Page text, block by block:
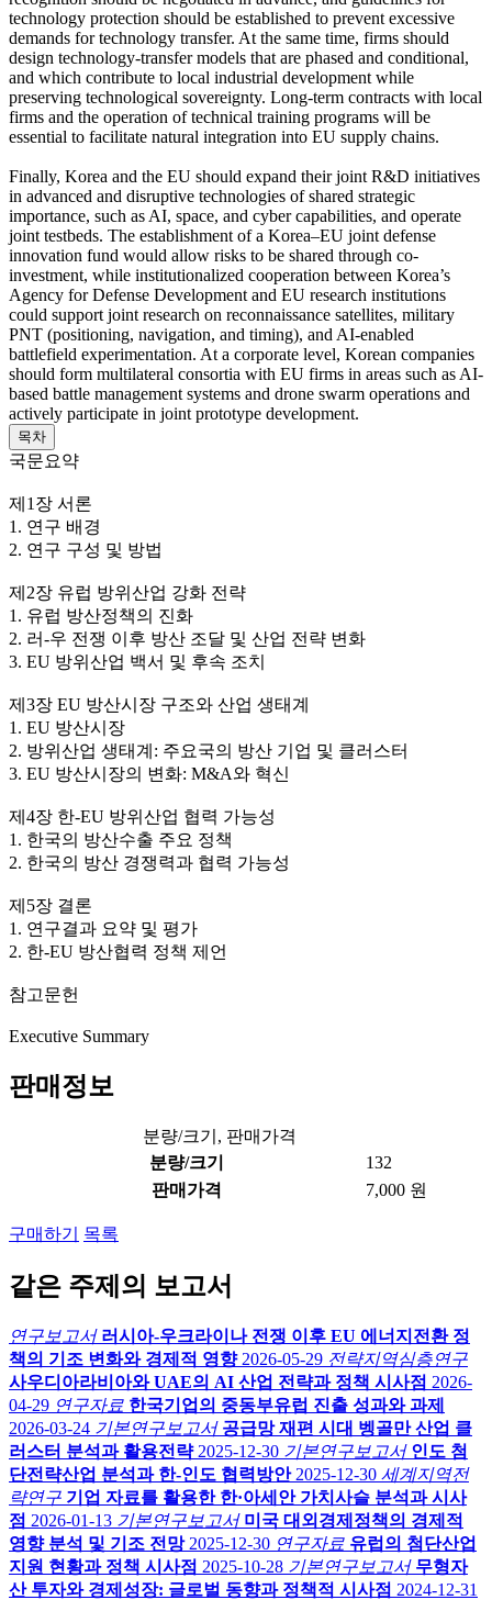
technology protection should be established to prevent excessive
demands for technology transfer. At the same time, firms should
design technology-transfer models that are phased and conditional,
and which contribute to local industrial development while
preserving technological sovereignty. Long-term contracts with local
firms and the operation of technical training programs will be
essential to facilitate natural integration into EU supply chains.
Finally, Korea and the EU should expand their joint R&D initiatives
in advanced and disruptive technologies of shared strategic
importance, such as AI, space, and cyber capabilities, and operate
joint testbeds. The establishment of a Korea–EU joint defense
innovation fund would allow risks to be shared through co-
investment, while institutionalized cooperation between Korea’s
Agency for Defense Development and EU research institutions
could support joint research on reconnaissance satellites, military
PNT (positioning, navigation, and timing), and AI-enabled
battlefield experimentation. At a corporate level, Korean companies
should form multilateral consortia with EU firms in areas such as AI-
based battle management systems and drone swarm operations and
actively participate in joint prototype development.
목차
국문요약
제1장 서론
1. 연구 배경
2. 연구 구성 및 방법
제2장 유럽 방위산업 강화 전략
1. 유럽 방산정책의 진화
2. 러-우 전쟁 이후 방산 조달 및 산업 전략 변화
3. EU 방위산업 백서 및 후속 조치
제3장 EU 방산시장 구조와 산업 생태계
1. EU 방산시장
2. 방위산업 생태계: 주요국의 방산 기업 및 클러스터
3. EU 방산시장의 변화: M&A와 혁신
제4장 한-EU 방위산업 협력 가능성
1. 한국의 방산수출 주요 정책
2. 한국의 방산 경쟁력과 협력 가능성
제5장 결론
1. 연구결과 요약 및 평가
2. 한-EU 방산협력 정책 제언
참고문헌
Executive Summary
판매정보
분량/크기, 판매가격
분량/크기
132
판매가격
7,000 원
구매하기 목록
같은 주제의 보고서
연구보고서 러시아-우크라이나 전쟁 이후 EU 에너지전환 정
책의 기조 변화와 경제적 영향 2026-05-29 전략지역심층연구
사우디아라비아와 UAE의 AI 산업 전략과 정책 시사점 2026-
04-29 연구자료 한국기업의 중동부유럽 진출 성과와 과제
2026-03-24 기본연구보고서 공급망 재편 시대 벵골만 산업 클
러스터 분석과 활용전략 2025-12-30 기본연구보고서 인도 첨
단전략산업 분석과 한-인도 협력방안 2025-12-30 세계지역전
략연구 기업 자료를 활용한 한·아세안 가치사슬 분석과 시사
점 2026-01-13 기본연구보고서 미국 대외경제정책의 경제적
영향 분석 및 기조 전망 2025-12-30 연구자료 유럽의 첨단산업
지원 현황과 정책 시사점 2025-10-28 기본연구보고서 무형자
산 투자와 경제성장: 글로벌 동향과 정책적 시사점 2024-12-31